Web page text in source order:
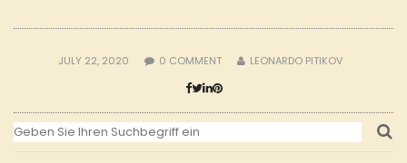
JULY 22, 2020 0 COMMENT LEONARDO PITIKOV